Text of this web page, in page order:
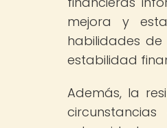
mejora y
habilidades
estabilidad
Además, la